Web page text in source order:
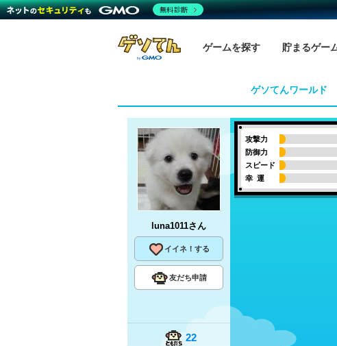
ゲームを探す 貯まるゲー
ゲソてんワールド
luna1011さん
イイネ！する
友だち申請
22
攻撃力
防御力
スピード
幸 運
無料診断